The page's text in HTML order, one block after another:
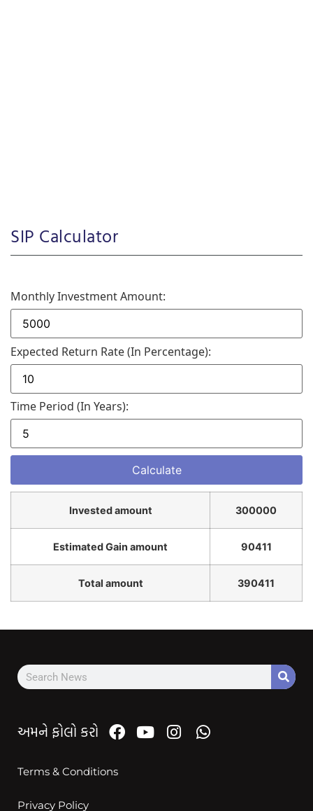
SIP Calculator
Monthly Investment Amount:
Expected Return Rate (in Percentage):
Time Period (in Years):
Invested amount 300000
Estimated Gain amount 90411
Total amount 390411
અમને ફોલો કરો
Terms & Conditions
Privacy Policy